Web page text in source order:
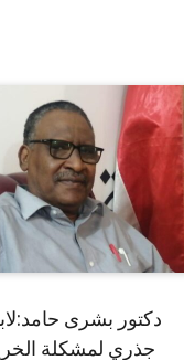
دكتور بشرى
جذري لمشكلة